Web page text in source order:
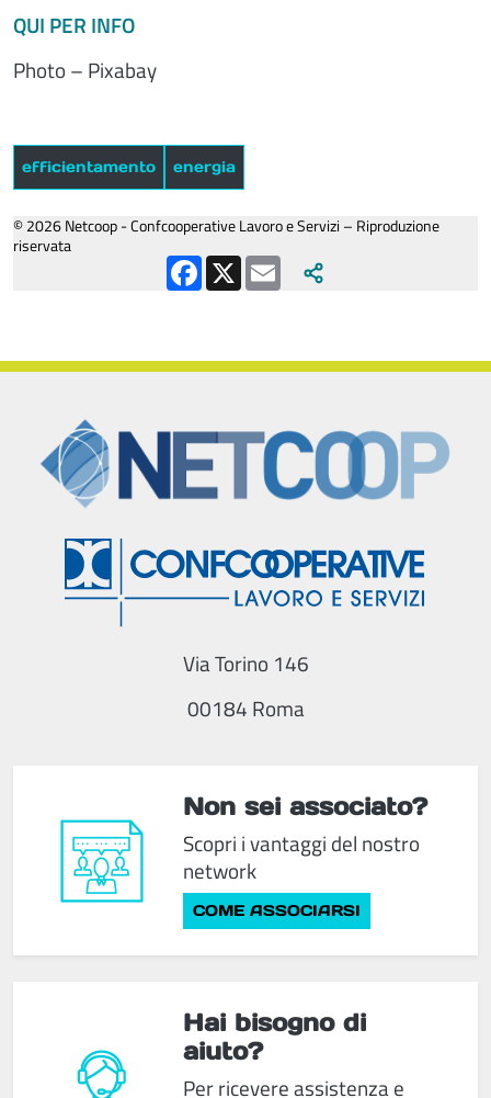
QUI PER INFO
Photo – Pixabay
efficientamento energia
© 2026 Netcoop - Confcooperative Lavoro e Servizi – Riproduzione
riservata
Facebook
X Email
Non sei associato?
Scopri i vantaggi del nostro
network
COME ASSOCIARSI
Via Torino 146
00184 Roma
Hai bisogno di
aiuto?
Per ricevere assistenza e